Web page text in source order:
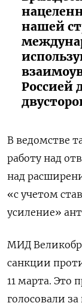
нашей
Россией
В ведомстве
работу над
над
«с учетом
усиление»
МИД
санкции
11 марта. Это
голосовали